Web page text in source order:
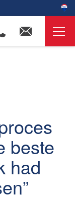
beste
had